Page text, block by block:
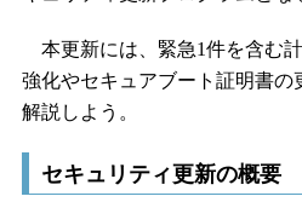
本更新には、緊急1件を含む
強化やセキュアブート証明書
解説しよう。
セキュリティ更新の概要